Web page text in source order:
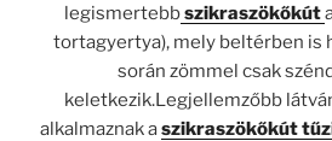
legismertebbszikraszökőkút
tortagyertya), mely beltérben is
során zömmel csak
keletkezik.Legjellemzőbb
alkalmaznak aszikraszökőkút